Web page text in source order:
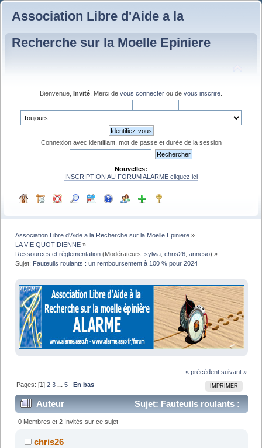
Association Libre d'Aide a la
Recherche sur la Moelle Epiniere
Bienvenue, Invité . Merci de vous connecter ou de vous inscrire
Connexion avec identifiant, mot de passe et durée de la session
Nouvelles:
INSCRIPTION AU FORUM ALARME cliquez ici
Association Libre d'Aide a la Recherche sur la Moelle Epiniere »
LA VIE QUOTIDIENNE »
Ressources et règlementation (Modérateurs:sylvia ,chris26 ,anneso) »
Sujet: Fauteuils roulants : un remboursement à 100 % pour 2024
« précédent suivant »
IMPRIMER
Pages: [1]2 3 ...5 En bas
Auteur
Sujet: Fauteuils roulants :
un remboursement à 100 % pour 2024 (Lu 246154
fois)
0 Membres et 2 Invités sur ce sujet
chris26